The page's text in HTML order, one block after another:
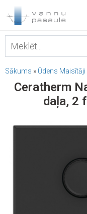
Sākums » Ūdens Maisītāji
Ceratherm
daļa, 2